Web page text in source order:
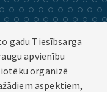
gadu Tiesībsarga
apvienību
organizē
aspektiem,